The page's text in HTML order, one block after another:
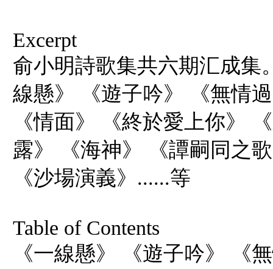
Excerpt
俞小明詩歌集共六期汇成集
線懸》 《遊子吟》 《無情
《情面》 《終於愛上你》
露》 《海神》 《譚嗣同之
《沙場演義》......等
Table of Contents
《一線懸》 《遊子吟》 《